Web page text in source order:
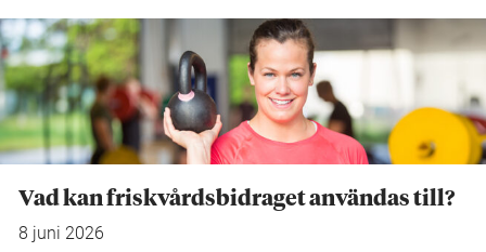
Vad kan friskvårdsbidraget användas till?
8 juni 2026